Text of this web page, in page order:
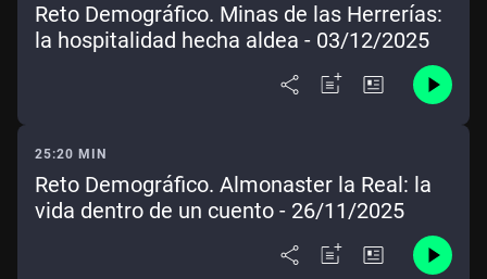
Reto Demográfico. Minas de las Herrerías:
la hospitalidad hecha aldea - 03/12/2025
25:20 MIN
Reto Demográfico. Almonaster la Real: la
vida dentro de un cuento - 26/11/2025